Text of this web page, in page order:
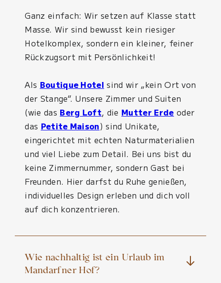
Ganz einfach: Wir setzen auf Klasse statt
Masse. Wir sind bewusst kein riesiger
Hotelkomplex, sondern ein kleiner, feiner
Rückzugsort mit Persönlichkeit!
Als Boutique Hotel sind wir „kein Ort von
der Stange“. Unsere Zimmer und Suiten
(wie das Berg Loft, die Mutter Erde oder
das Petite Maison) sind Unikate,
eingerichtet mit echten Naturmaterialien
und viel Liebe zum Detail. Bei uns bist du
keine Zimmernummer, sondern Gast bei
Freunden. Hier darfst du Ruhe genießen,
individuelles Design erleben und dich voll
auf dich konzentrieren.
Wie nachhaltig ist ein Urlaub im
Mandarfner Hof?